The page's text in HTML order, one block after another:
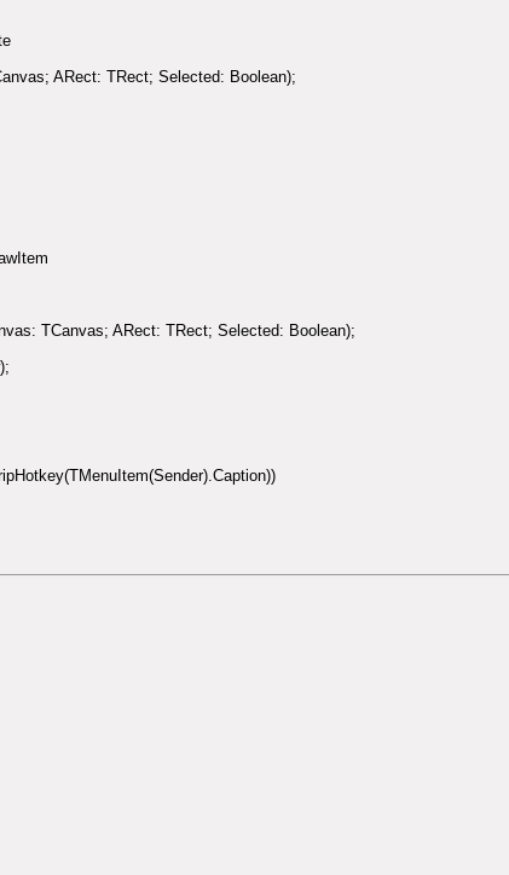
ARect: TRect; Selected: Boolean);
TCanvas; ARect: TRect; Selected: Boolean);